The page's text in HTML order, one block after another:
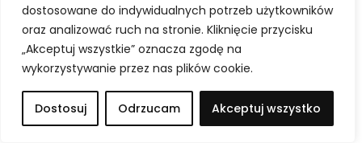
dostosowane do indywidualnych potrzeb użytkowników
oraz analizować ruch na stronie. Kliknięcie przycisku
„Akceptuj wszystkie” oznacza zgodę na
wykorzystywanie przez nas plików cookie.
Dostosuj Odrzucam Akceptuj wszystko
Łańcuch rozrządu w samochodach marki Jaguar uchodzi za
trwałe rozwiązanie, jednak nie jest elementem niezniszczalnym.
Z czasem może ulec rozciągnięciu, co negatywnie wpływa na
pracę silnika i zwiększa ryzyko kosztownej awarii. Pierwszymi
sygnałami problemu są najczęściej metaliczne odgłosy po
działa rozrząd…
Dowiedz się więcej »